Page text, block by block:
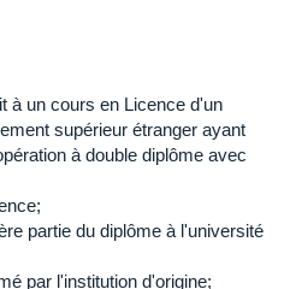
à un cours en Licence d'un
supérieur étranger ayant
à double diplôme avec
partie du diplôme à l'université
par l'institution d'origine;